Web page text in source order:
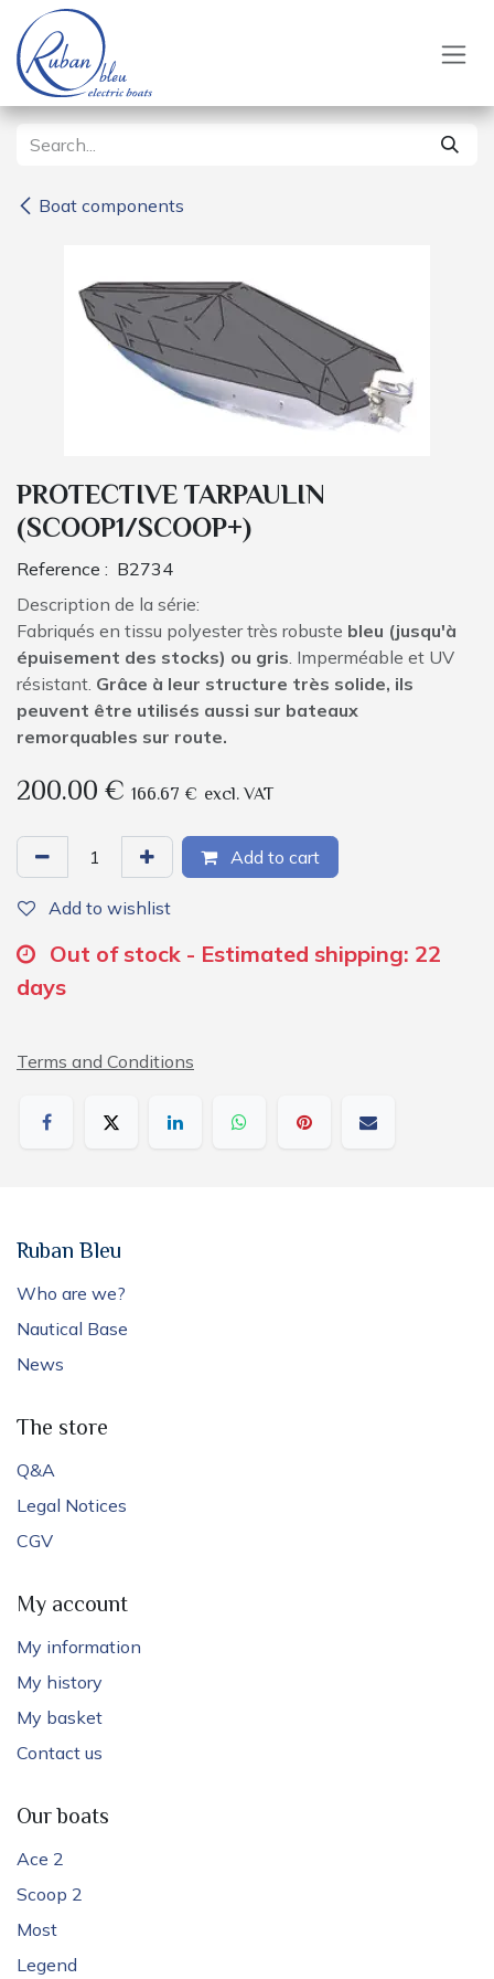
Skip to Content
Boat components
PROTECTIVE TARPAULIN
(SCOOP1/SCOOP+)
Reference : B2734
Description de la série:
Fabriqués en tissu polyester très robuste bleu (jusqu'à
épuisement des stocks) ou gris. Imperméable et UV
résistant. Grâce à leur structure très solide, ils
peuvent être utilisés aussi sur bateaux
remorquables sur route.
200.00€ 166.67 € excl. VAT
Add to cart
Add to wishlist
Out of stock - Estimated shipping: 22
days
Terms and Conditions
Ruban Bleu
Who are we?
Nautical Base
News
The store
Q&A
Legal Notices
CGV
My account
My information
My history
My basket
Contact us
Our boats
Ace 2
Scoop 2
Most
Legend